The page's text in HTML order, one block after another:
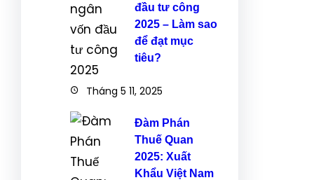
đầu tư công
2025 – Làm sao
để đạt mục
tiêu?
Tháng 5 11, 2025
Đàm Phán
Thuế Quan
2025: Xuất
Khẩu Việt Nam